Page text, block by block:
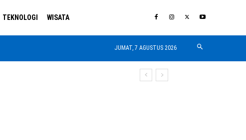
TEKNOLOGI WISATA
JUMAT, 7 AGUSTUS 2026